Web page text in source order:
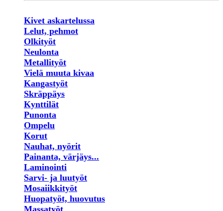
Kivet askartelussa
Lelut, pehmot
Olkityöt
Neulonta
Metallityöt
Vielä muuta kivaa
Kangastyöt
Skräppäys
Kynttilät
Punonta
Ompelu
Korut
Nauhat, nyörit
Painanta, värjäys...
Laminointi
Sarvi- ja luutyöt
Mosaiikkityöt
Huopatyöt, huovutus